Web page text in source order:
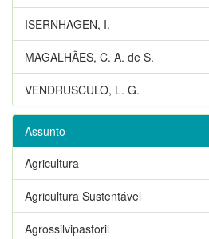
ISERNHAGEN, I.
MAGALHÃES, C. A. de S.
VENDRUSCULO, L. G.
Assunto
Agricultura
Agricultura Sustentável
Agrossilvipastoril